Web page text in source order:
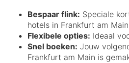
Bespaar flink: Speciale
hotels in Frankfurt am Main
Flexibele opties: Ideaal
Snel boeken: Jouw
Frankfurt am Main is